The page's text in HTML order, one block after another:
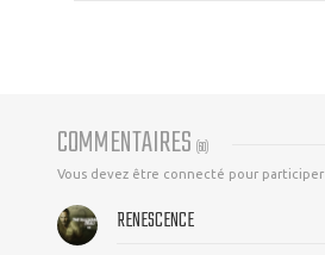
COMMENTAIRES (60)
Vous devez être connecté pour participer
RENESCENCE